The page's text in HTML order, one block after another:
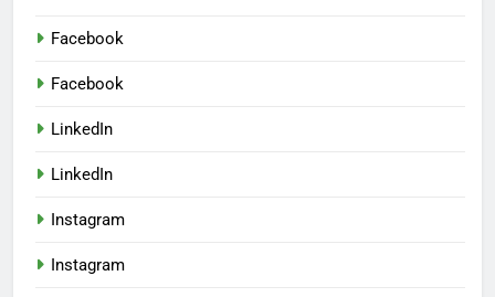
Facebook
Facebook
LinkedIn
LinkedIn
Instagram
Instagram